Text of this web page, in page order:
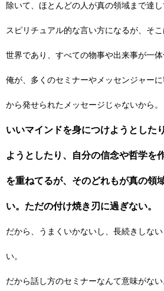
除いて、ほとんどの人が真の領域まで達し
スピリチュアル的な言い方になるが、そ
世界であり、すべての物事や出来事が一体
俺が、多くのセミナーやメッセンジャー
から発せられたメッセージじゃないから。
いいマインドを身につけようとした
ようとしたり、自分の信念や哲学を
を重ねてるが、そのどれもが真の領
い。ただの付け焼き刃に過ぎない。
だから、うまくいかないし、長続きしな
い。
だから話し方のセミナーなんて意味がない